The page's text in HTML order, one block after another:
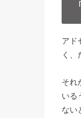
アド
く、
それ
いる
ない